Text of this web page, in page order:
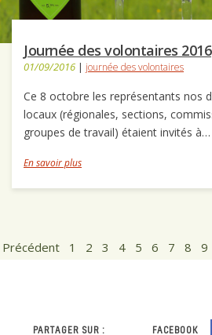
Journée des volontaires 2016
01/09/2016 | journée des volontaires
Ce 8 octobre les représentants nos
locaux (régionales, sections,
groupes de travail) étaient invités à…
En savoir plus
Précédent 1 2 3 4 5 6 7 8 9
PARTAGER SUR : FACEBOOK